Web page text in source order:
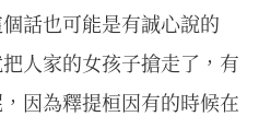
話也可能是有誠心說的
人家的女孩子搶走了，有
因為釋提桓因有的時候在